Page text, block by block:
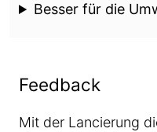
Besser für die
Feedback
Mit der Lancierung